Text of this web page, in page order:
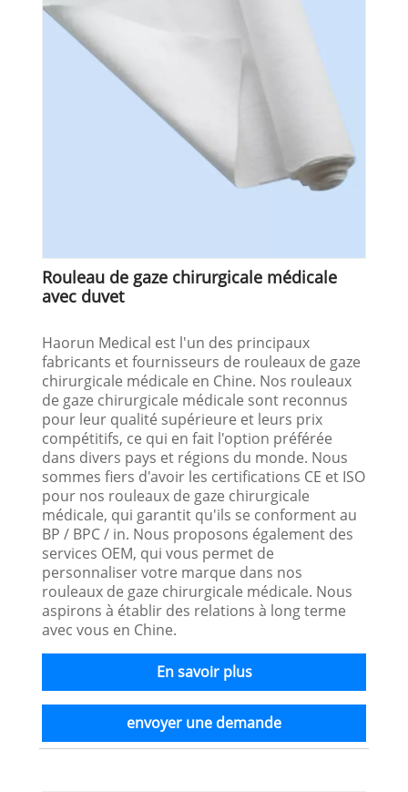
Rouleau de gaze chirurgicale médicale
avec duvet
Haorun Medical est l'un des principaux
fabricants et fournisseurs de rouleaux de gaze
chirurgicale médicale en Chine. Nos rouleaux
de gaze chirurgicale médicale sont reconnus
pour leur qualité supérieure et leurs prix
compétitifs, ce qui en fait l'option préférée
dans divers pays et régions du monde. Nous
sommes fiers d'avoir les certifications CE et ISO
pour nos rouleaux de gaze chirurgicale
médicale, qui garantit qu'ils se conforment au
BP / BPC / in. Nous proposons également des
services OEM, qui vous permet de
personnaliser votre marque dans nos
rouleaux de gaze chirurgicale médicale. Nous
aspirons à établir des relations à long terme
avec vous en Chine.
En savoir plus
envoyer une demande